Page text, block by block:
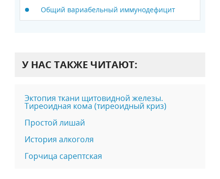
Общий вариабельный иммунодефицит
У НАС ТАКЖЕ ЧИТАЮТ:
Эктопия ткани щитовидной железы.
Тиреоидная кома (тиреоидный криз)
Простой лишай
История алкоголя
Горчица сарептская